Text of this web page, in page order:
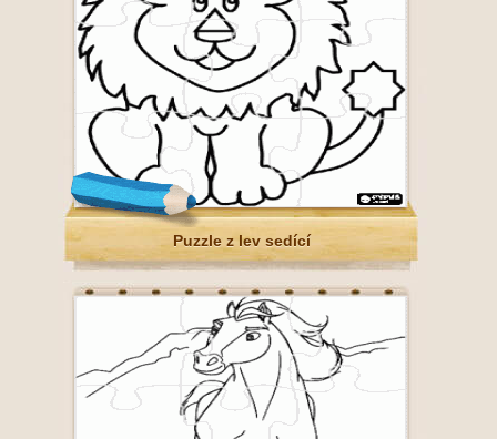
Puzzle z lev sedící